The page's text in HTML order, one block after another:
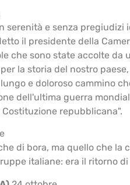
e senza
il presidente della
che sono state accolte da
la storia del nostro
e doloroso cammino
dell'ultima guerra
repubblicana".
di bora, ma quello che
italiane: era il ritorno